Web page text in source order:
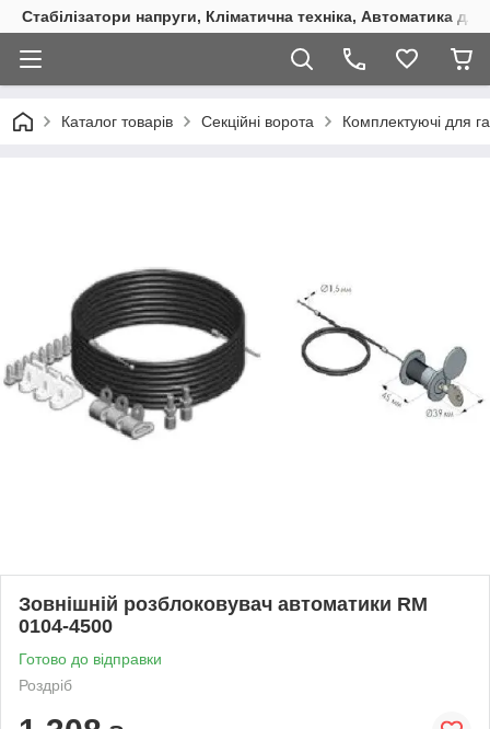
Стабілізатори напруги, Кліматична техніка, Автоматика
Каталог товарів Секційні ворота Комплектуючі для
Зовнішній розблоковувач автоматики RM
0104-4500
Готово до відправки
Роздріб